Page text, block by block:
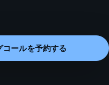
ールを予約する